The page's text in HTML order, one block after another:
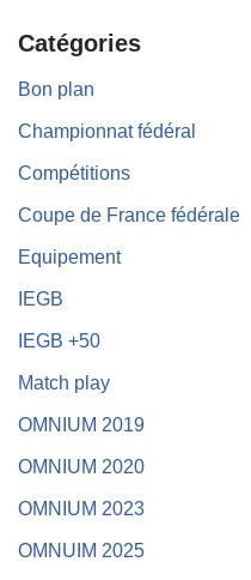
Catégories
Bon plan
Championnat fédéral
Compétitions
Coupe de France fédérale
Equipement
IEGB
IEGB +50
Match play
OMNIUM 2019
OMNIUM 2020
OMNIUM 2023
OMNUIM 2025